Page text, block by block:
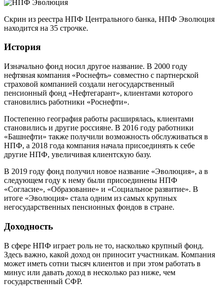
Скрин из реестра НПФ Центрального банка, НПФ Эволюция
находится на 35 строчке.
История
Изначально фонд носил другое название. В 2000 году
нефтяная компания «Роснефть» совместно с партнерской
страховой компанией создали негосударственный
пенсионный фонд «Нефтегарант», клиентами которого
становились работники «Роснефти».
Постепенно география работы расширялась, клиентами
становились и другие россияне. В 2016 году работники
«Башнефти» также получили возможность обслуживаться в
НПФ, а 2018 года компания начала присоединять к себе
другие НПФ, увеличивая клиентскую базу.
В 2019 году фонд получил новое название «Эволюция», а в
следующем году к нему были присоединены НПФ
«Согласие», «Образование» и «Социальное развитие». В
итоге «Эволюция» стала одним из самых крупных
негосударственных пенсионных фондов в стране.
Доходность
В сфере НПФ играет роль не то, насколько крупный фонд.
Здесь важно, какой доход он приносит участникам. Компания
может иметь сотни тысяч клиентов и при этом работать в
минус или давать доход в несколько раз ниже, чем
государственный СФР.